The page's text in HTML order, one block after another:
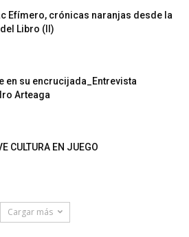
Efímero, crónicas naranjas desde la
Libro (II)
en su encrucijada_Entrevista
Arteaga
CULTURA EN JUEGO
Cargar más